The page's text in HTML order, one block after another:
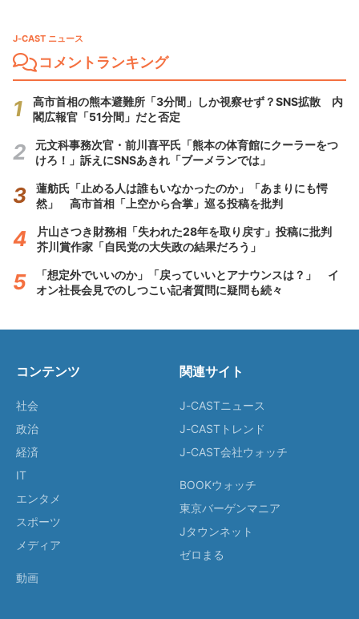
J-CAST ニュース
コメントランキング
高市首相の熊本避難所「3分間」しか視察せず？SNS拡散 内
閣広報官「51分間」だと否定
元文科事務次官・前川喜平氏「熊本の体育館にクーラーをつ
けろ！」訴えにSNSあきれ「ブーメランでは」
蓮舫氏「止める人は誰もいなかったのか」「あまりにも愕
然」 高市首相「上空から合掌」巡る投稿を批判
片山さつき財務相「失われた28年を取り戻す」投稿に批判
芥川賞作家「自民党の大失政の結果だろう」
「想定外でいいのか」「戻っていいとアナウンスは？」 イ
オン社長会見でのしつこい記者質問に疑問も続々
コンテンツ
社会
政治
経済
IT
エンタメ
スポーツ
メディア
動画
関連サイト
J-CASTニュース
J-CASTトレンド
J-CAST会社ウォッチ
BOOKウォッチ
東京バーゲンマニア
Jタウンネット
ゼロまる